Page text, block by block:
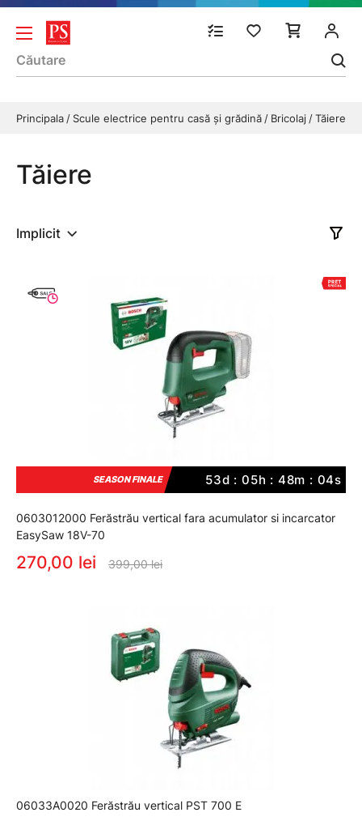
Principala Scule electrice pentru casă și grădină Bricolaj Tăiere
Tăiere
Implicit
SEASON FINALE 53d : 05h : 48m : 03s
0603012000 Ferăstrău vertical fara acumulator si incarcator
EasySaw 18V-70
270,00 lei 399,00 lei
06033A0020 Ferăstrău vertical PST 700 E